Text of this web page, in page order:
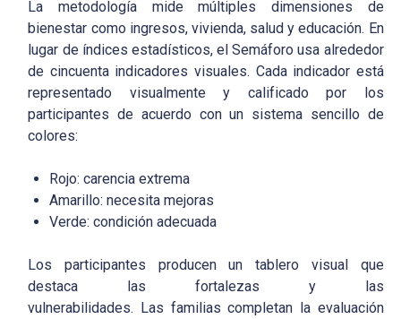
La metodología mide múltiples dimensiones de
bienestar como ingresos, vivienda, salud y educación. En
lugar de índices estadísticos, el Semáforo usa alrededor
de cincuenta indicadores visuales. Cada indicador está
representado visualmente y calificado por los
participantes de acuerdo con un sistema sencillo de
colores:
Rojo: carencia extrema
Amarillo: necesita mejoras
Verde: condición adecuada
Los participantes producen un tablero visual que
destaca las fortalezas y las
vulnerabilidades. Las familias completan la evaluación